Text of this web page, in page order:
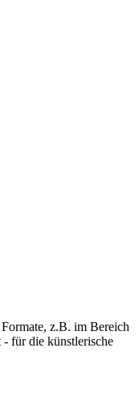
z.B. im Bereich
- für die künstlerische